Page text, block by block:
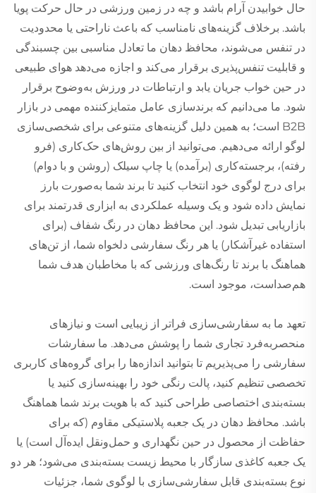
حال خوابیدن آرام باشد و چه در زمین ورزشی در حال حرکت پویا
باشد. برخلاف گزینه‌های نامناسب که باعث ناراحتی یا محدودیت
در تنفس می‌شوند، محافظ دهان ما تعادل مناسبی بین چسبندگی
و قابلیت تنفس‌پذیری برقرار می‌کند و اجازه می‌دهد هوای طبیعی
در حین خواب جریان یابد و ارتباطات در ورزش به‌وضوح برقرار
شود. ما می‌دانیم که برندسازی عامل متمایزکننده مهمی در بازار
B2B است؛ به همین دلیل گزینه‌های متنوعی برای شخصی‌سازی
لوگو ارائه می‌دهیم. می‌توانید از بین روش‌های حک‌کاری (فرو
رفته)، برجسته‌کاری (برآمده) یا چاپ سیلک (روشن و با دوام)
برای درج لوگوی خود انتخاب کنید تا برند شما به‌صورت بارز
نمایش داده شود و یک وسیله عملکردی به ابزاری قدرتمند برای
بازاریابی تبدیل شود. این محافظ دهان در رنگ شفاف (برای
استفاده غیرآشکار) یا هر رنگ سفارشی دلخواه شما، از تن‌های
هماهنگ با برند تا رنگ‌های ورزشی که با مخاطبان هدف شما
هم‌صداست، موجود است.
تعهد ما به سفارشی‌سازی فراتر از زیبایی است و نیازهای
منحصربه‌فرد تجاری شما را پوشش می‌دهد. ما سفارشات
سفارشی را می‌پذیریم تا بتوانید اندازه‌ها را برای گروه‌های کاربری
تخصصی تنظیم کنید، پالت رنگی خود را بهینه‌سازی کنید یا
بسته‌بندی اختصاصی طراحی کنید که با هویت برند شما هماهنگ
باشد. محافظ دهان در یک جعبه پلاستیکی مقاوم (که برای
حفاظت از محصول در حین نگهداری و حمل‌ونقل ایده‌آل است) یا
یک جعبه کاغذی سازگار با محیط زیست بسته‌بندی می‌شود؛ هر دو
نوع بسته‌بندی قابل سفارشی‌سازی با لوگوی شما، جزئیات